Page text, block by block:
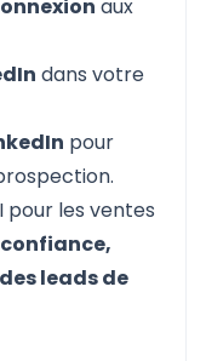
aux
dans votre
pour
pour les ventes
leads de